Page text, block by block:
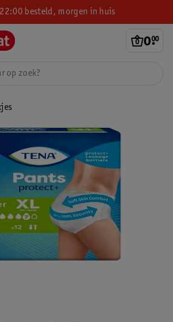
besteld, morgen in huis
0.
00